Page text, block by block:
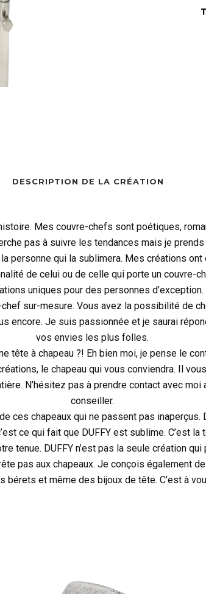
DESCRIPTION DE LA CRÉATION
Mes couvre-chefs sont poétiques,
pas à suivre les tendances mais je prends
personne qui la sublimera. Mes créations
de celui ou de celle qui porte un couvre-
uniques pour des personnes
sur-mesure. Vous avez la possibilité de
encore. Je suis passionnée et je saurai
vos envies les plus folles.
tête à chapeau ?! Eh bien moi, je pense le
le chapeau qui vous conviendra. Il
N’hésitez pas à prendre contact avec
conseiller.
ces chapeaux qui ne passent pas
ce qui fait que DUFFY est sublime. C’est la
tenue. DUFFY n’est pas la seule création
pas aux chapeaux. Je conçois également
bérets et même des bijoux de tête. C’est à